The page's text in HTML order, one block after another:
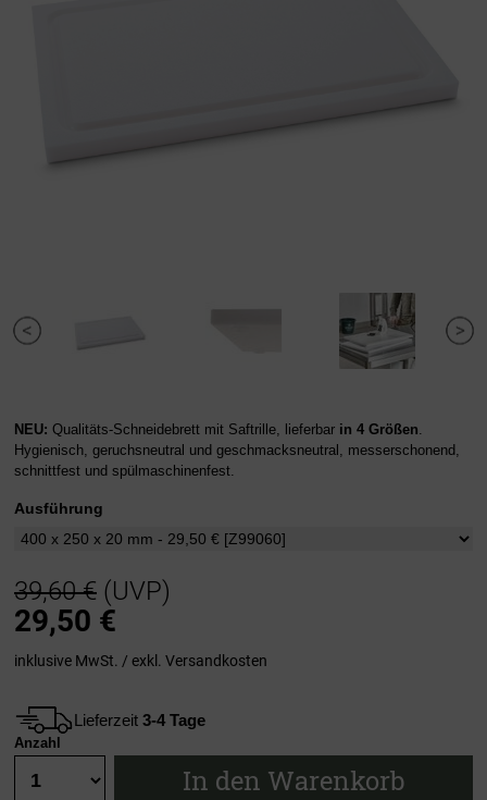
NEU: Qualitäts-Schneidebrett mit Saftrille, lieferbar in 4 Größen
Hygienisch, geruchsneutral und geschmacksneutral, messerschonend,
schnittfest und spülmaschinenfest.
Ausführung
39,60 € (UVP)
29,50 €
inklusive MwSt. / exkl. Versandkosten
Lieferzeit 3-4 Tage
Anzahl
In den Warenkorb